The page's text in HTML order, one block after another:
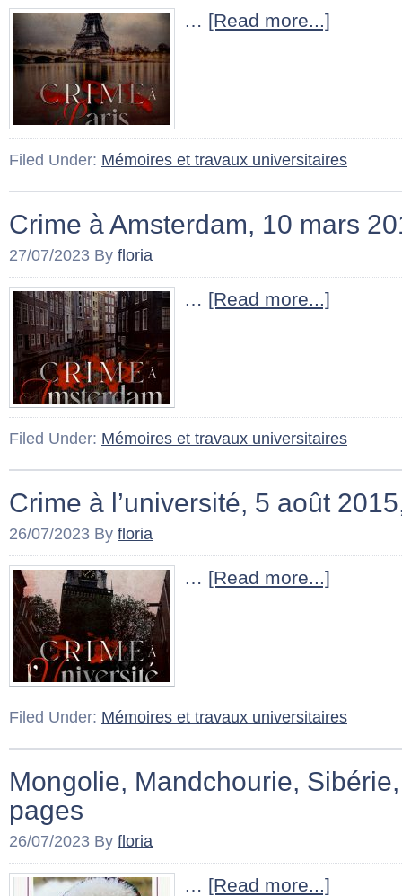
… [Read more...]
Filed Under: Mémoires et travaux universitaires
Crime à Amsterdam, 10 mars
27/07/2023 By floria
… [Read more...]
Filed Under: Mémoires et travaux universitaires
Crime à l’université, 5 août
26/07/2023 By floria
… [Read more...]
Filed Under: Mémoires et travaux universitaires
Mongolie, Mandchourie,
pages
26/07/2023 By floria
… [Read more...]